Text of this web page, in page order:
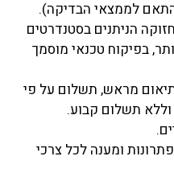
הניתנים בסטנדרטים
בפיקוח טכנאי מוסמך
מראש, תשלום על פי
תשלום קבוע.
פתרונות ומענה לכל צרכי